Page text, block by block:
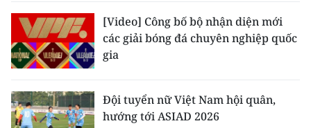
[Video] Công bố bộ nhận diện mới
các giải bóng đá chuyên nghiệp quốc
gia
Đội tuyển nữ Việt Nam hội quân,
hướng tới ASIAD 2026